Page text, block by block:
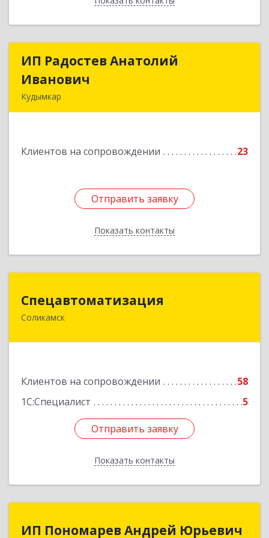
ИП Радостев Анатолий
Иванович
Кудымкар
Клиентов на сопровождении 23
Отправить заявку
Показать контакты
ИП Радостев Анатолий
Подробнее
Отправить заявку
Назад
Спецавтоматизация
Соликамск
Клиентов на сопровождении
58
1С:Специалист
5
Отправить заявку
Показать контакты
Отправить заявку
Назад
ИП Пономарев Андрей Юрьевич
ИП Пономарев Андрей Юрьевич